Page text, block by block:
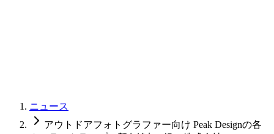
ニュース
アウトドアフォトグラファー向け Peak Designの各